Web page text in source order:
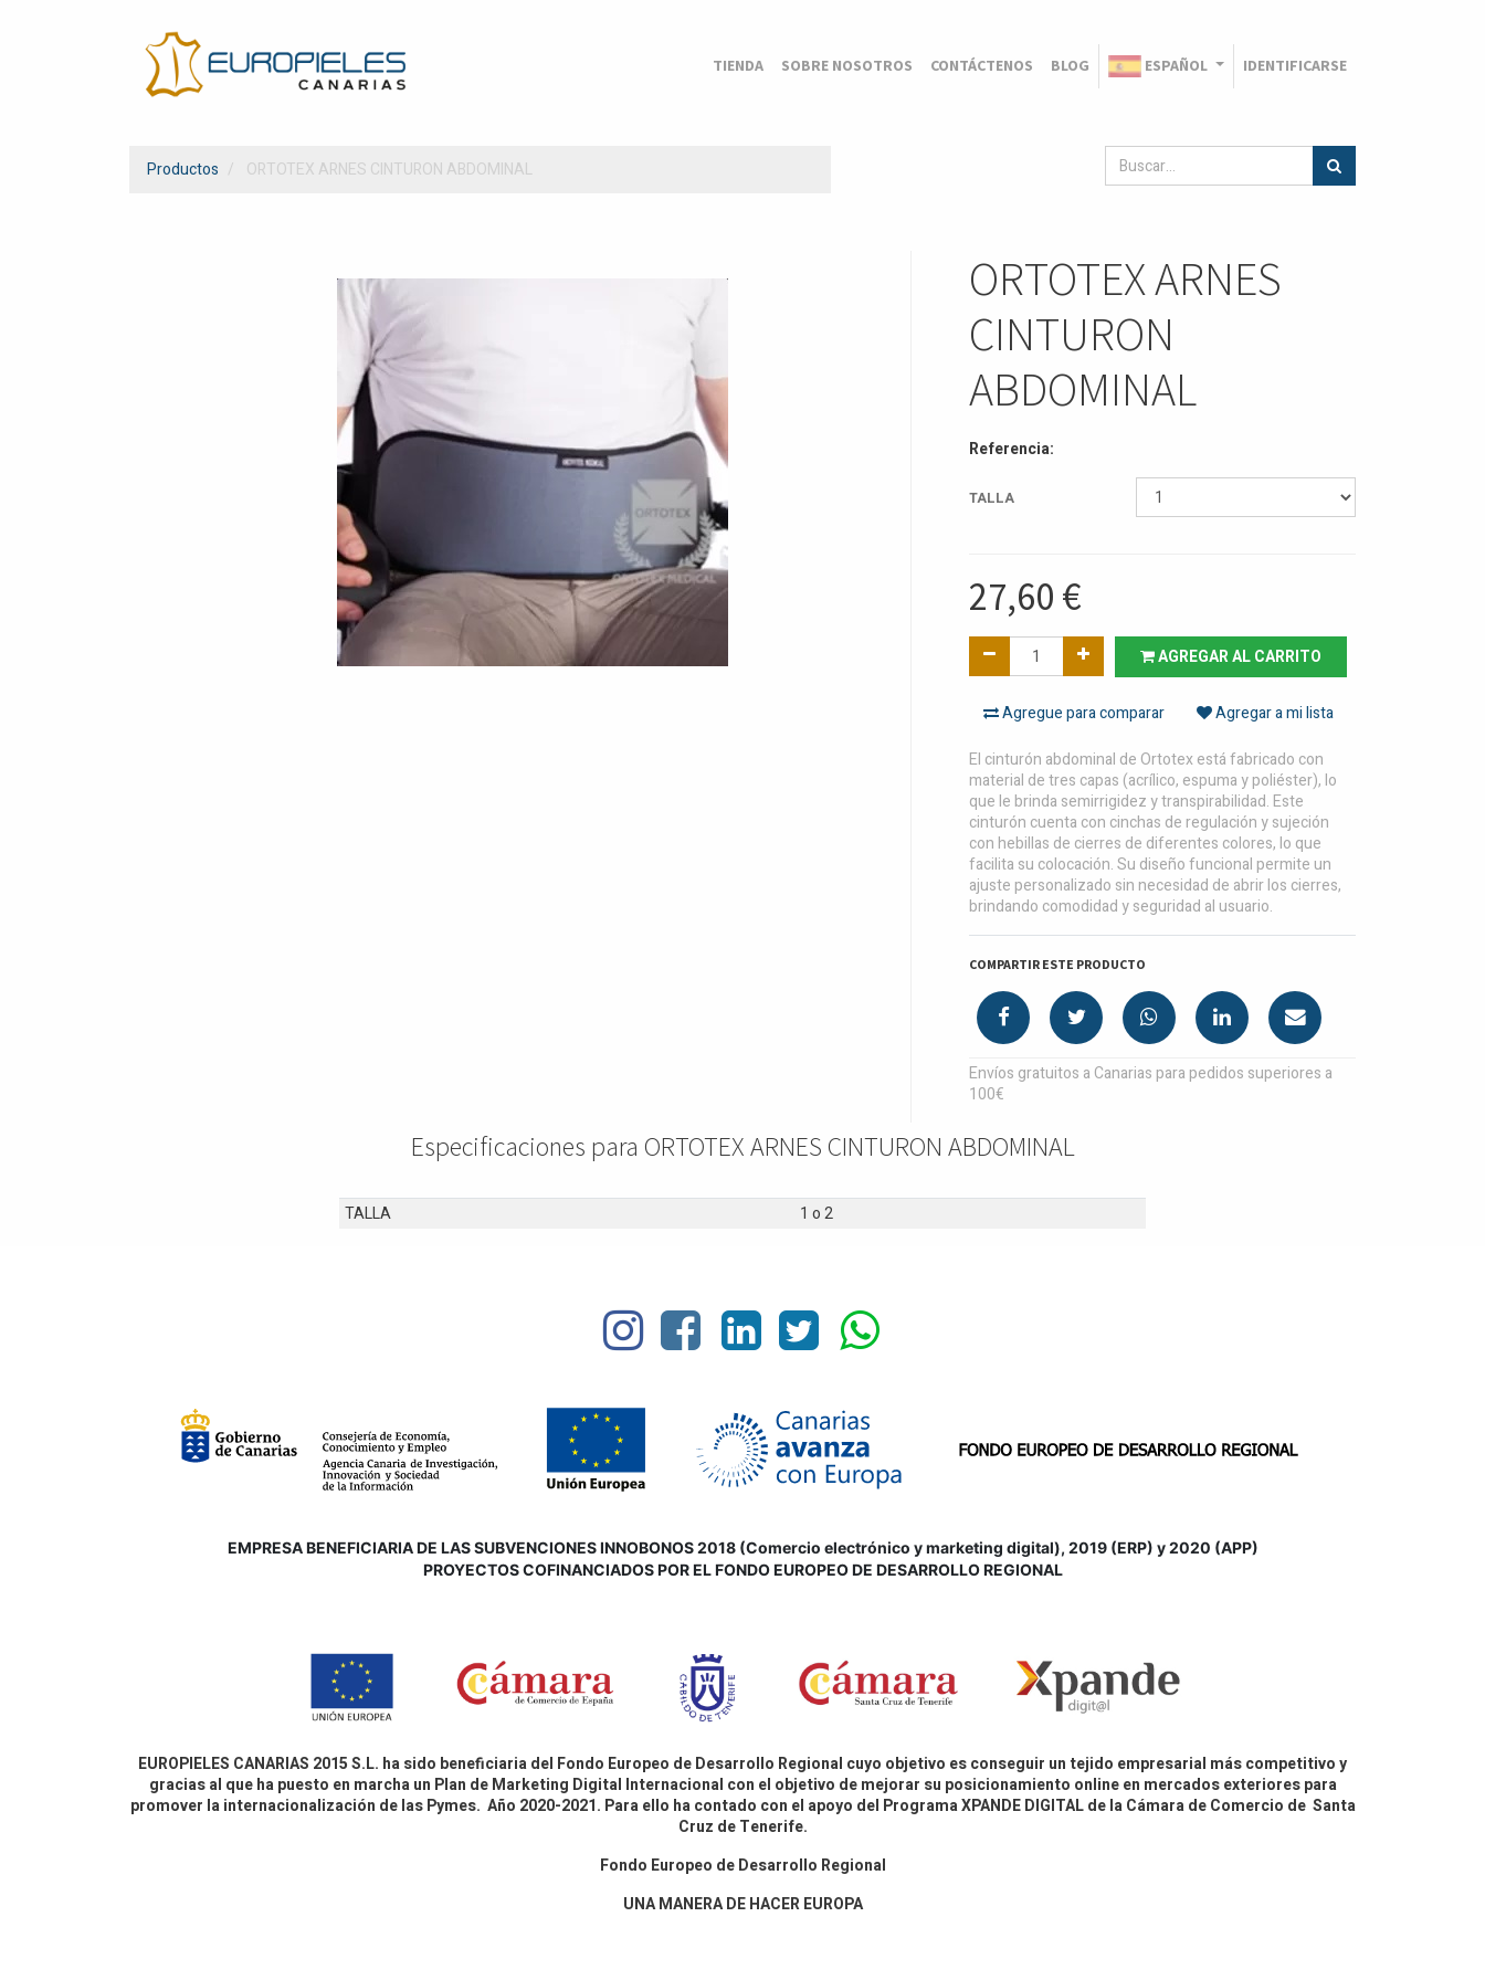
TIENDA SOBRE NOSOTROS CONTÁCTENOS BLOG ESPAÑOL IDENTIFICARSE
Productos ORTOTEX ARNES CINTURON ABDOMINAL
ORTOTEX ARNES
CINTURON
ABDOMINAL
Referencia:
TALLA
27,60 €
AGREGAR AL CARRITO
Agregue para comparar
Agregar a mi lista
El cinturón abdominal de Ortotex está fabricado con
material de tres capas (acrílico, espuma y poliéster), lo
que le brinda semirrigidez y transpirabilidad. Este
cinturón cuenta con cinchas de regulación y sujeción
con hebillas de cierres de diferentes colores, lo que
facilita su colocación. Su diseño funcional permite un
ajuste personalizado sin necesidad de abrir los cierres,
brindando comodidad y seguridad al usuario.
COMPARTIR ESTE PRODUCTO
Envíos gratuitos a Canarias para pedidos superiores a
100€
Especificaciones para ORTOTEX ARNES CINTURON ABDOMINAL
TALLA 1 o2
EMPRESA BENEFICIARIA DE LAS SUBVENCIONES INNOBONOS 2018 (Comercio electrónico y marketing digital), 2019 (ERP) y 2020 (APP)
PROYECTOS COFINANCIADOS POR EL FONDO EUROPEO DE DESARROLLO REGIONAL
EUROPIELES CANARIAS 2015 S.L. ha sido beneficiaria del Fondo Europeo de Desarrollo Regional cuyo objetivo es conseguir un tejido empresarial más competitivo y
gracias al que ha puesto en marcha un Plan de Marketing Digital Internacional con el objetivo de mejorar su posicionamiento online en mercados exteriores para
promover la internacionalización de las Pymes. Año 2020-2021. Para ello ha contado con el apoyo del Programa XPANDE DIGITAL de la Cámara de Comercio de Santa
Cruz de Tenerife.
Fondo Europeo de Desarrollo Regional
UNA MANERA DE HACER EUROPA